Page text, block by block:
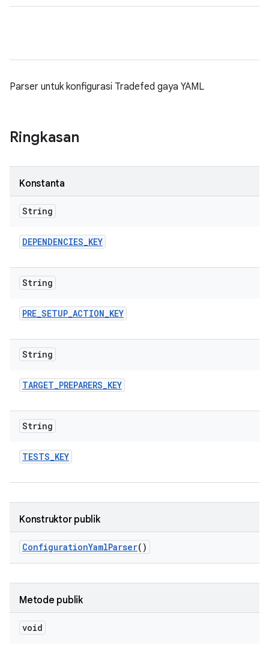
Parser untuk konfigurasi Tradefed gaya YAML
Ringkasan
Konstanta
String
DEPENDENCIES_KEY
String
PRE_SETUP_ACTION_KEY
String
TARGET_PREPARERS_KEY
String
TESTS_KEY
Konstruktor publik
ConfigurationYamlParser()
Metode publik
void